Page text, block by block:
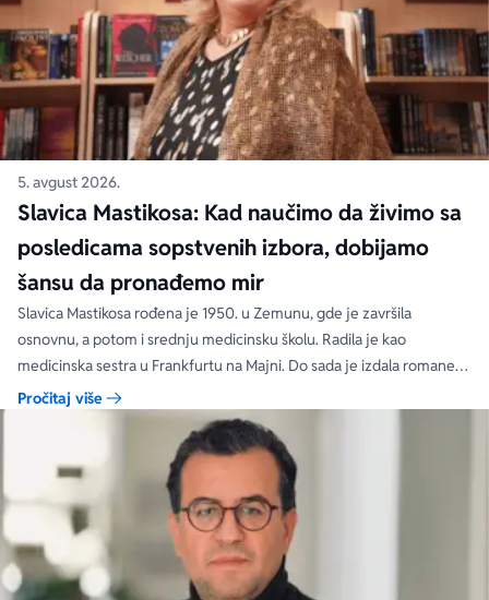
5. avgust 2026.
Slavica Mastikosa: Kad naučimo da živimo sa
posledicama sopstvenih izbora, dobijamo
šansu da pronađemo mir
Slavica Mastikosa rođena je 1950. u Zemunu, gde je završila
osnovnu, a potom i srednju medicinsku školu. Radila je kao
medicinska sestra u Frankfurtu na Majni. Do sada je izdala romane
„Tri hleba nasušna“, „Međaši savesti“, „Zakon srca“, „Tri hleba nasušna
na polici vremena“, koji su objavljeni u više izdanja.
Pročitaj više